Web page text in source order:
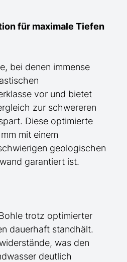
für maximale Tiefen
bei denen immense
vor und bietet
zur schwereren
Diese optimierte
mit einem
geologischen
garantiert ist.
trotz optimierter
dauerhaft standhält.
was den
deutlich